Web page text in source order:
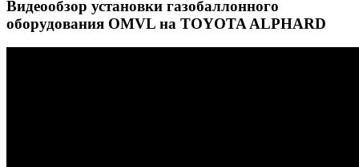
Видеообзор установки газобаллонного
оборудования OMVL на TOYOTA ALPHARD